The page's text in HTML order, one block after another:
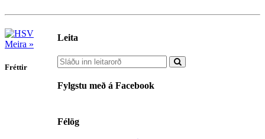
Leita
Fylgstu með á Facebook
Félög
Meira »
Fréttir